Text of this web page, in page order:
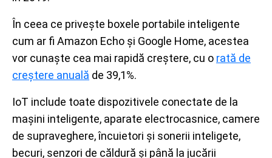
În ceea ce privește boxele portabile inteligente
cum ar fi Amazon Echo și Google Home, acestea
vor cunaște cea mai rapidă creștere, cu o rată de
creștere anuală de 39,1%.
IoT include toate dispozitivele conectate de la
mașini inteligente, aparate electrocasnice, camere
de supraveghere, încuietori și sonerii inteligete,
becuri, senzori de căldură și până la jucării